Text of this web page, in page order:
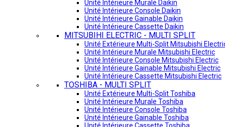
Unité Intérieure Murale Daikin
Unité Intérieure Console Daikin
Unité Intérieure Gainable Daikin
Unité Intérieure Cassette Daikin
MITSUBIHI ELECTRIC - MULTI SPLIT
Unité Extérieure Multi-Split Mitsubishi
Unité Intérieure Murale Mitsubishi Electric
Unité Intérieure Console Mitsubishi Electric
Unité Intérieure Gainable Mitsubishi Electric
Unité Intérieure Cassette Mitsubishi Electric
TOSHIBA - MULTI SPLIT
Unité Extérieure Multi-Split Toshiba
Unité Intérieure Murale Toshiba
Unité Intérieure Console Toshiba
Unité Intérieure Gainable Toshiba